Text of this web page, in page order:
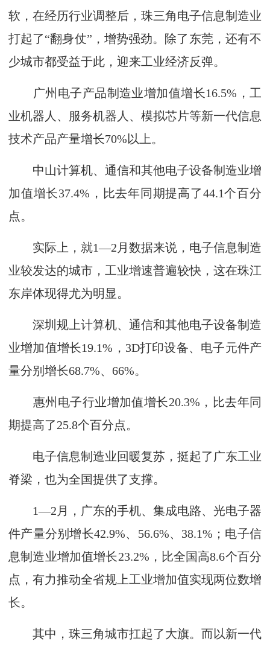
软，在经历行业调整后，珠三角电子信息制造业
打起了“翻身仗”，增势强劲。除了东莞，还有不
少城市都受益于此，迎来工业经济反弹。
广州电子产品制造业增加值增长16.5%，工
业机器人、服务机器人、模拟芯片等新一代信息
技术产品产量增长70%以上。
中山计算机、通信和其他电子设备制造业增
加值增长37.4%，比去年同期提高了44.1个百分
点。
实际上，就1—2月数据来说，电子信息制造
业较发达的城市，工业增速普遍较快，这在珠江
东岸体现得尤为明显。
深圳规上计算机、通信和其他电子设备制造
业增加值增长19.1%，3D打印设备、电子元件产
量分别增长68.7%、66%。
惠州电子行业增加值增长20.3%，比去年同
期提高了25.8个百分点。
电子信息制造业回暖复苏，挺起了广东工业
脊梁，也为全国提供了支撑。
1—2月，广东的手机、集成电路、光电子器
件产量分别增长42.9%、56.6%、38.1%；电子信
息制造业增加值增长23.2%，比全国高8.6个百分
点，有力推动全省规上工业增加值实现两位数增
长。
其中，珠三角城市扛起了大旗。而以新一代